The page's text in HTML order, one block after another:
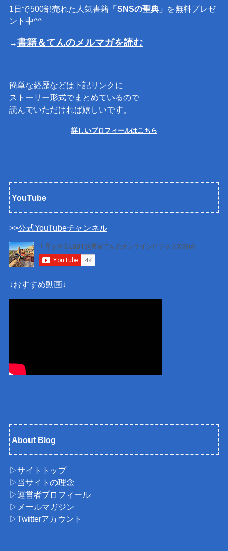
1日で500部売れた人気書籍「 SNSの聖典」
を無料プレゼ
ント中^^
→書籍＆てんのメルマガを読む
簡単な経歴などは下記リンクに
ストーリー形式でまとめているので
読んでいただければ嬉しいです。
詳しいプロフィールはこちら
YouTube
>>公式YouTubeチャンネル
↓おすすめ動画↓
About Blog
▷サイトトップ
▷当サイトの理念
▷運営者プロフィール
▷メールマガジン
▷Twitterアカウント